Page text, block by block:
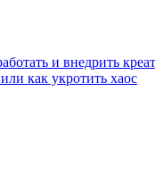
и внедрить
как укротить хаос